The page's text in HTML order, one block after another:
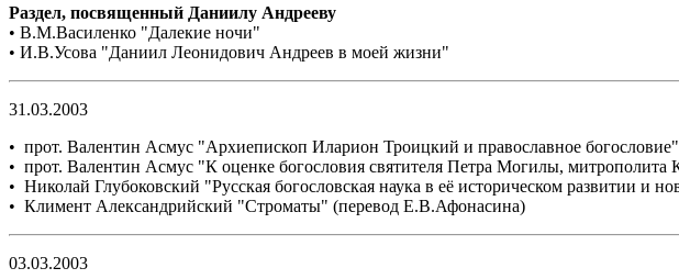
Раздел, посвященный Даниилу Андрееву
• В.М.Василенко "Далекие ночи"
• И.В.Усова "Даниил Леонидович Андреев в моей жизни"
31.03.2003
• прот. Валентин Асмус "Архиепископ Иларион Троицкий и православное богословие"
• прот. Валентин Асмус "К оценке богословия святителя Петра Могилы, митрополита
• Николай Глубоковский "Русская богословская наука в её историческом развитии и
• Климент Александрийский "Строматы" (перевод Е.В.Афонасина)
03.03.2003